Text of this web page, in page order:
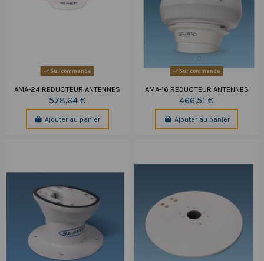
Sur commande
AMA-24 REDUCTEUR ANTENNES
578,64 €
Ajouter au panier
Sur commande
AMA-16 REDUCTEUR ANTENNES
466,51 €
Ajouter au panier